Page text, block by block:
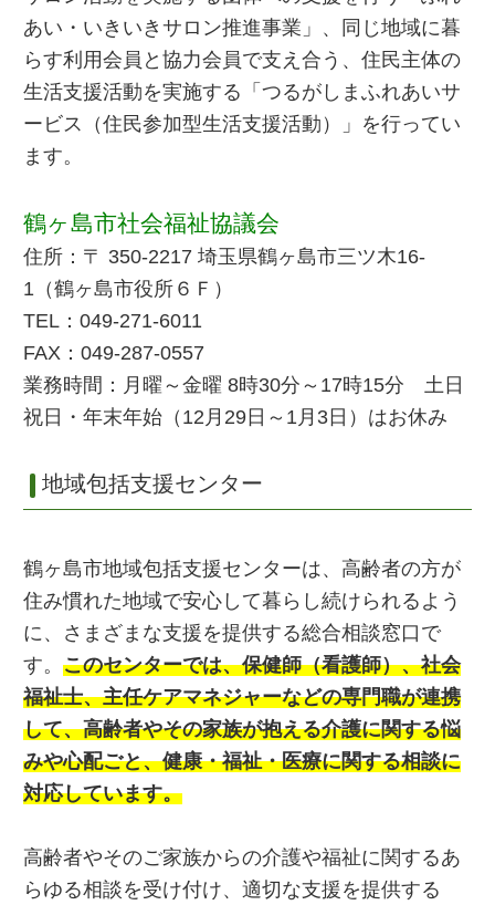
あい・いきいきサロン推進事業」、同じ地域に暮
らす利用会員と協力会員で支え合う、住民主体の
生活支援活動を実施する「つるがしまふれあいサ
ービス（住民参加型生活支援活動）」を行ってい
ます。
鶴ヶ島市社会福祉協議会
住所：〒 350-2217 埼玉県鶴ヶ島市三ツ木16-
1（鶴ヶ島市役所６Ｆ）
TEL：049-271-6011
FAX：049-287-0557
業務時間：月曜～金曜 8時30分～17時15分 土日
祝日・年末年始（12月29日～1月3日）はお休み
地域包括支援センター
鶴ヶ島市地域包括支援センターは、高齢者の方が
住み慣れた地域で安心して暮らし続けられるよう
に、さまざまな支援を提供する総合相談窓口で
す。 このセンターでは、保健師（看護師）、社会
福祉士、主任ケアマネジャーなどの専門職が連携
して、高齢者やその家族が抱える介護に関する悩
みや心配ごと、健康・福祉・医療に関する相談に
対応しています。
高齢者やそのご家族からの介護や福祉に関するあ
らゆる相談を受け付け、適切な支援を提供する